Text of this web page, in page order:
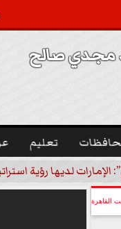
صالح
تعليم
الإمارات لديها رؤية
القاهرة